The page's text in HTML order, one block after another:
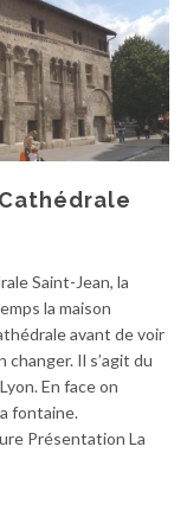
Saint-Jean, la
la maison
avant de voir
Il s’agit du
En face on
fontaine.
Présentation La